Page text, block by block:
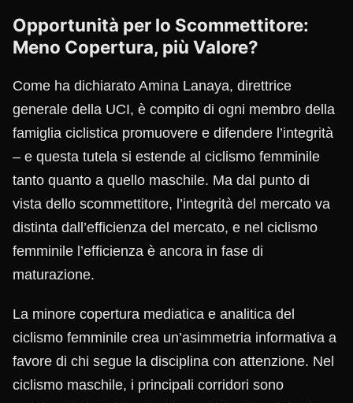
Opportunità per lo Scommettitore:
Meno Copertura, più Valore?
Come ha dichiarato Amina Lanaya, direttrice
generale della UCI, è compito di ogni membro della
famiglia ciclistica promuovere e difendere l’integrità
– e questa tutela si estende al ciclismo femminile
tanto quanto a quello maschile. Ma dal punto di
vista dello scommettitore, l’integrità del mercato va
distinta dall’efficienza del mercato, e nel ciclismo
femminile l’efficienza è ancora in fase di
maturazione.
La minore copertura mediatica e analitica del
ciclismo femminile crea un’asimmetria informativa a
favore di chi segue la disciplina con attenzione. Nel
ciclismo maschile, i principali corridori sono